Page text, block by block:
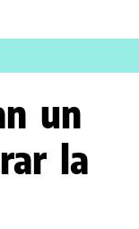
un
la